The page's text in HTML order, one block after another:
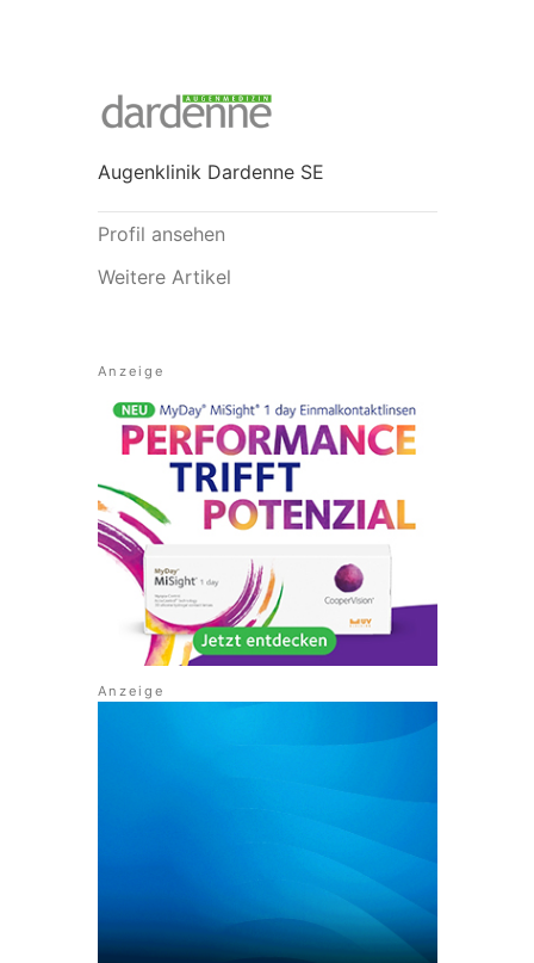
Augenklinik Dardenne SE
Profil ansehen
Weitere Artikel